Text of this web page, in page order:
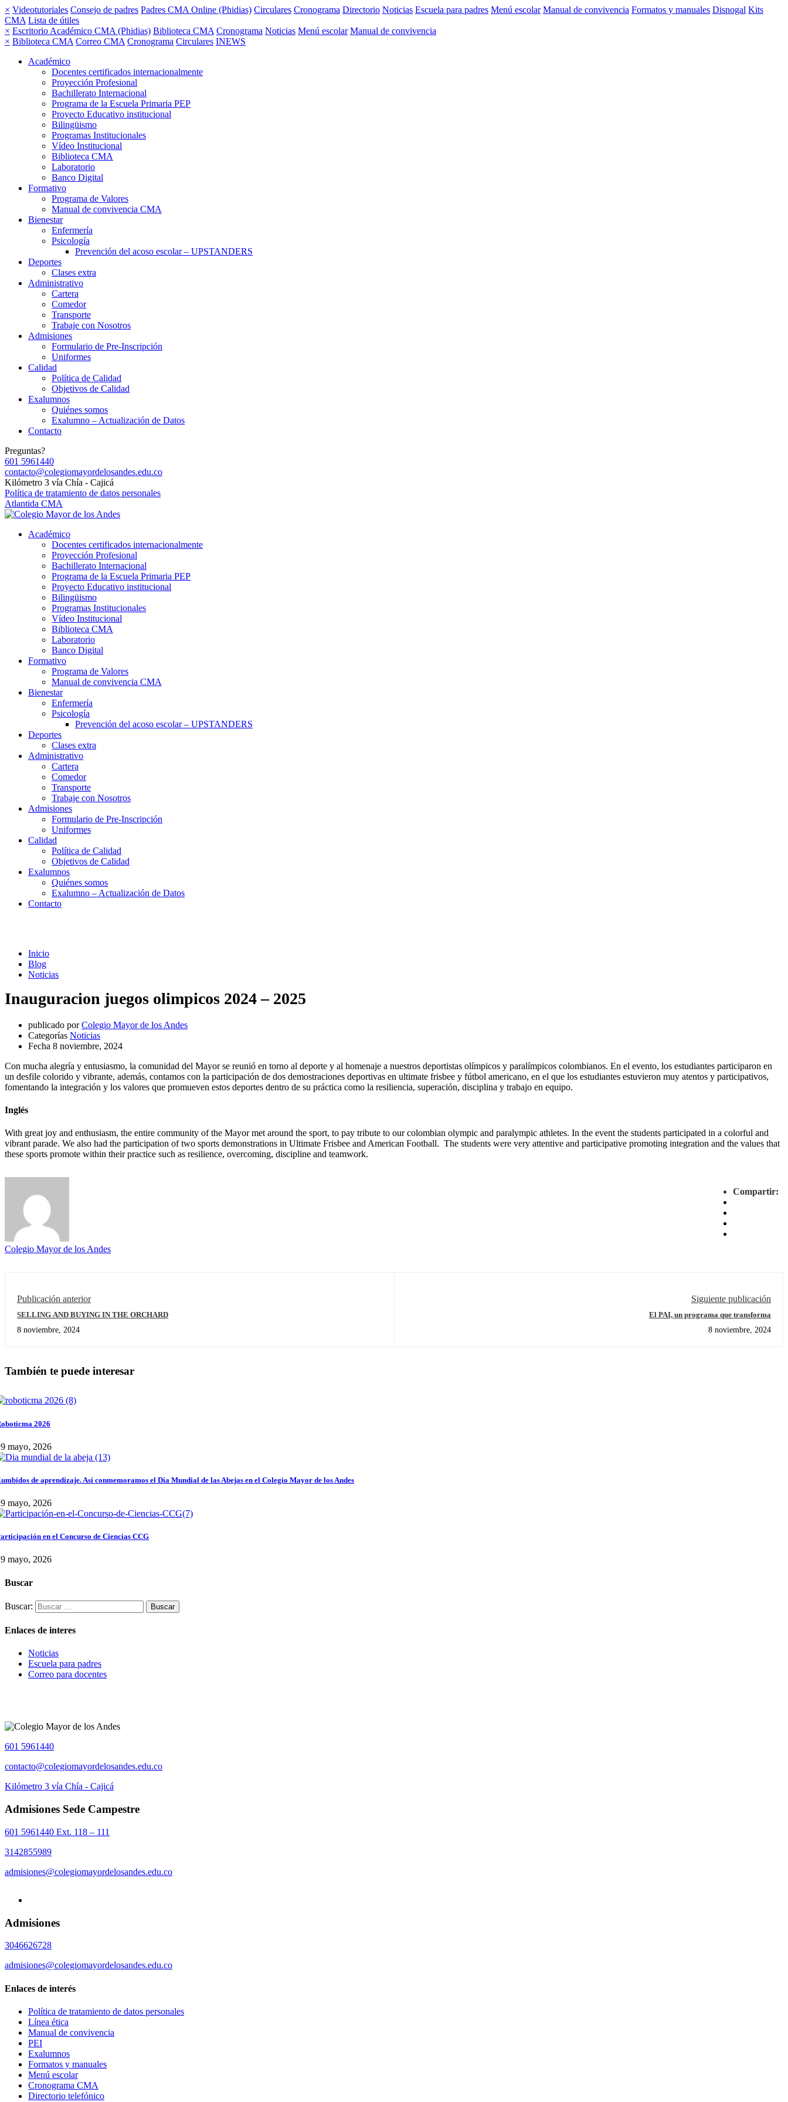
× Videotutoriales Consejo de padres Padres CMA Online (Phidias) Circulares Cronograma Directorio Noticias Escuela para padres Menú escolar Manual de convivencia Formatos y manuales Disnogal Kits
CMA Lista de útiles
× Escritorio Académico CMA (Phidias) Biblioteca CMA Cronograma Noticias Menú escolar Manual de convivencia
× Biblioteca CMA Correo CMA Cronograma Circulares INEWS
Académico
Docentes certificados internacionalmente
Proyección Profesional
Bachillerato Internacional
Programa de la Escuela Primaria PEP
Proyecto Educativo institucional
Bilingüismo
Programas Institucionales
Vídeo Institucional
Biblioteca CMA
Laboratorio
Banco Digital
Formativo
Programa de Valores
Manual de convivencia CMA
Bienestar
Enfermería
Psicología
Prevención del acoso escolar – UPSTANDERS
Deportes
Clases extra
Administrativo
Cartera
Comedor
Transporte
Trabaje con Nosotros
Admisiones
Formulario de Pre-Inscripción
Uniformes
Calidad
Política de Calidad
Objetivos de Calidad
Exalumnos
Quiénes somos
Exalumno – Actualización de Datos
Contacto
Preguntas?
601 5961440
contacto@colegiomayordelosandes.edu.co
Kilómetro 3 vía Chía - Cajicá
Política de tratamiento de datos personales
Atlantida CMA
Académico
Docentes certificados internacionalmente
Proyección Profesional
Bachillerato Internacional
Programa de la Escuela Primaria PEP
Proyecto Educativo institucional
Bilingüismo
Programas Institucionales
Vídeo Institucional
Biblioteca CMA
Laboratorio
Banco Digital
Formativo
Programa de Valores
Manual de convivencia CMA
Bienestar
Enfermería
Psicología
Prevención del acoso escolar – UPSTANDERS
Deportes
Clases extra
Administrativo
Cartera
Comedor
Transporte
Trabaje con Nosotros
Admisiones
Formulario de Pre-Inscripción
Uniformes
Calidad
Política de Calidad
Objetivos de Calidad
Exalumnos
Quiénes somos
Exalumno – Actualización de Datos
Contacto
Inicio
Blog
Noticias
Inauguracion juegos olimpicos 2024 – 2025
publicado por Colegio Mayor de los Andes
Categorías Noticias
Fecha 8 noviembre, 2024
Con mucha alegría y entusiasmo, la comunidad del Mayor se reunió en torno al deporte y al homenaje a nuestros deportistas olímpicos y paralímpicos colombianos. En el evento, los estudiantes participaron en
un desfile colorido y vibrante, además, contamos con la participación de dos demostraciones deportivas en ultimate frisbee y fútbol americano, en el que los estudiantes estuvieron muy atentos y participativos,
fomentando la integración y los valores que promueven estos deportes dentro de su práctica como la resiliencia, superación, disciplina y trabajo en equipo.
Inglés
With great joy and enthusiasm, the entire community of the Mayor met around the sport, to pay tribute to our colombian olympic and paralympic athletes. In the event the students participated in a colorful and
vibrant parade. We also had the participation of two sports demonstrations in Ultimate Frisbee and American Football. The students were very attentive and participative promoting integration and the values that
these sports promote within their practice such as resilience, overcoming, discipline and teamwork.
Compartir:
Colegio Mayor de los Andes
Publicación anterior
SELLING AND BUYING IN THE ORCHARD
8 noviembre, 2024
Siguiente publicación
El PAI, un programa que transforma
8 noviembre, 2024
También te puede interesar
2026
mayo, 2026
de aprendizaje. Así conmemoramos el Día Mundial de las Abejas en el Colegio Mayor de los Andes
mayo, 2026
en el Concurso de Ciencias CCG
mayo, 2026
Buscar
Buscar:
Enlaces de interes
Noticias
Escuela para padres
Correo para docentes
601 5961440
contacto@colegiomayordelosandes.edu.co
Kilómetro 3 vía Chía - Cajicá
Admisiones Sede Campestre
601 5961440 Ext. 118 – 111
3142855989
admisiones@colegiomayordelosandes.edu.co
Admisiones
3046626728
admisiones@colegiomayordelosandes.edu.co
Enlaces de interés
Política de tratamiento de datos personales
Línea ética
Manual de convivencia
PEI
Exalumnos
Formatos y manuales
Menú escolar
Cronograma CMA
Directorio telefónico